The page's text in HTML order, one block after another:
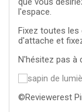
l'espace.
Fixez toutes les
d'attache et
N'hésitez pas à
©Reviewerest